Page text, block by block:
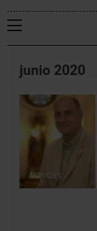
junio 2020
NOTICIES